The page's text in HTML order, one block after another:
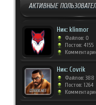
АКТИВНЫЕ
Ник: klinmor
Файлов: 0
Постов: 4155
Ник: Covrik
Файлов: 388
Постов: 1264